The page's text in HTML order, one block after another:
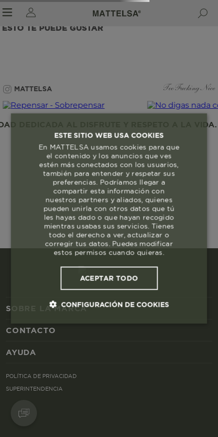
ESTO TE PUEDE GUSTAR
MATTELSA Too Fucking Nice
DEDICADA AL DISFRUTE Y RESPETO A LA
SOBRE LA MARCA
CONTACTO
AYUDA
POLÍTICA DE PRIVACIDAD
SUPERINTENDENCIA
ESTE SITIO WEB USA COOKIES
En MATTELSA usamos cookies para que
el contenido y los anuncios que ves
estén más conectados con los usuarios,
también para entender y respetar sus
preferencias. Podríamos llegar a
compartir esta información con
nuestros partners y aliados, quienes
pueden unirla con otros datos que tú
les hayas dado o que hayan recogido
mientras usabas sus servicios. Tienes
todo el derecho a ver, actualizar o
corregir tus datos. Puedes modificar
estos permisos cuando quieras.
ACEPTAR TODO
CONFIGURACIÓN DE COOKIES